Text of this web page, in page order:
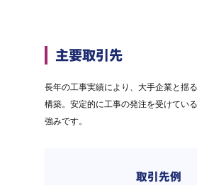
主要取引先
長年の工事実績により、大手企業と揺
構築。安定的に工事の発注を受けてい
強みです。
取引先例